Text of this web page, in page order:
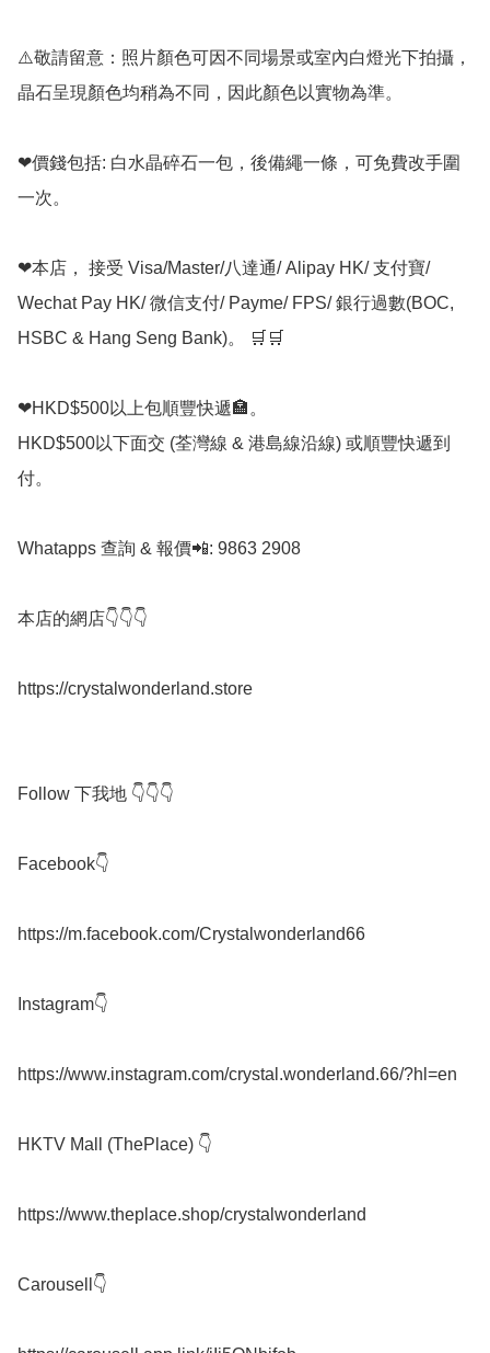
⚠️敬請留意：照片顏色可因不同場景或室內白燈光下拍攝，
晶石呈現顏色均稍為不同，因此顏色以實物為準。
❤價錢包括: 白水晶碎石一包，後備繩一條，可免費改手圍
一次。
❤本店， 接受 Visa/Master/八達通/ Alipay HK/ 支付寶/
Wechat Pay HK/ 微信支付/ Payme/ FPS/ 銀行過數(BOC,
HSBC & Hang Seng Bank)。 🛒🛒
❤HKD$500以上包順豐快遞🏣。
HKD$500以下面交 (荃灣線 & 港島線沿線) 或順豐快遞到
付。
Whatapps 查詢 & 報價📲: 9863 2908
本店的網店👇👇👇
https://crystalwonderland.store
Follow 下我地 👇👇👇
Facebook👇
https://m.facebook.com/Crystalwonderland66
Instagram👇
https://www.instagram.com/crystal.wonderland.66/?hl=en
HKTV Mall (ThePlace) 👇
https://www.theplace.shop/crystalwonderland
Carousell👇